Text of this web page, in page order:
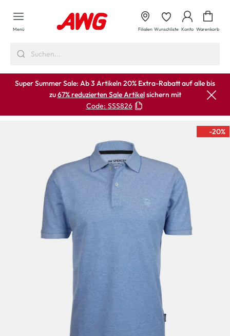
springen
Menü Filialen Wunschliste Konto Warenkorb
Super Summer Sale: Ab 3 Artikeln 20% Extra-Rabatt auf alle bis
zu67% reduzierten Sale Artikelsichern mit
Code: SSS826
-20%